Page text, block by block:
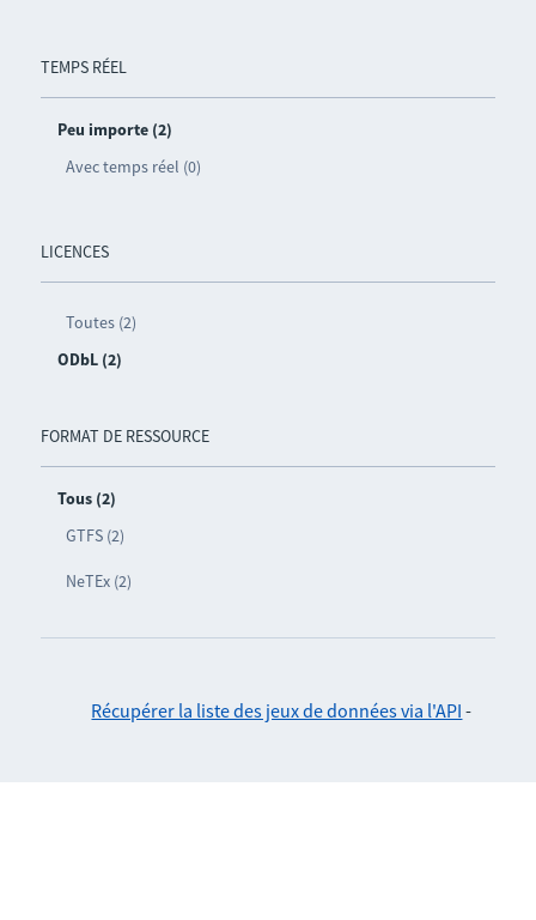
TEMPS RÉEL
Peu importe (2)
Avec temps réel (0)
LICENCES
Toutes (2)
ODbL (2)
FORMAT DE RESSOURCE
Tous (2)
GTFS (2)
NeTEx (2)
Récupérer la liste des jeux de données via l'API -